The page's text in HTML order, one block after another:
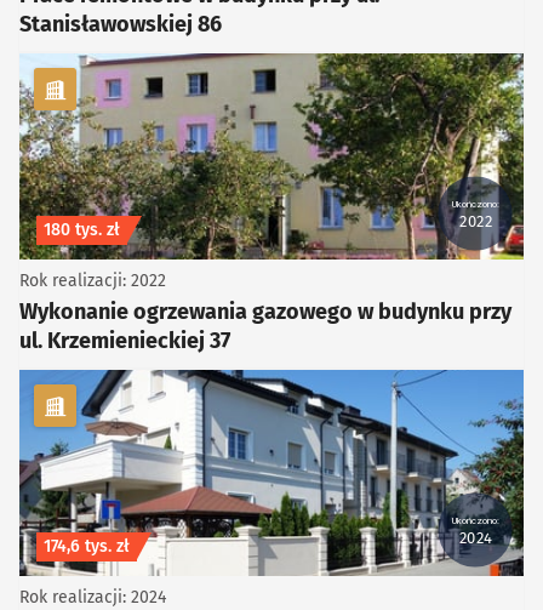
Stanisławowskiej 86
kategoria Infrastruktura
Ukończono:
2022
Koszt inwestycji
180 tys. zł
Wykonanie ogrzewania gazowego w budynku przy
ul. Krzemienieckiej 37
Rok realizacji: 2022
kategoria Infrastruktura
Ukończono:
2024
Koszt inwestycji
174,6 tys. zł
Rok realizacji: 2024